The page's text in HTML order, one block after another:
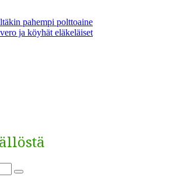
pahempi polttoaine
ja köyhät eläkeläiset
Haku